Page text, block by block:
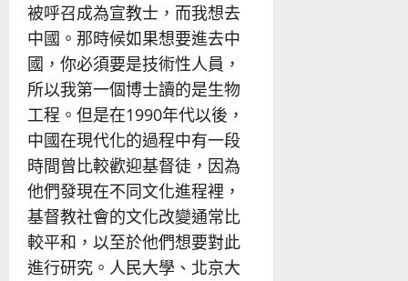
被呼召成為宣教士，而我想去
中國。那時候如果想要進去中
國，你必須要是技術性人員，
所以我第一個博士讀的是生物
工程。但是在1990年代以後，
中國在現代化的過程中有一段
時間曾比較歡迎基督徒，因為
他們發現在不同文化進程裡，
基督教社會的文化改變通常比
較平和，以至於他們想要對此
進行研究。人民大學、北京大